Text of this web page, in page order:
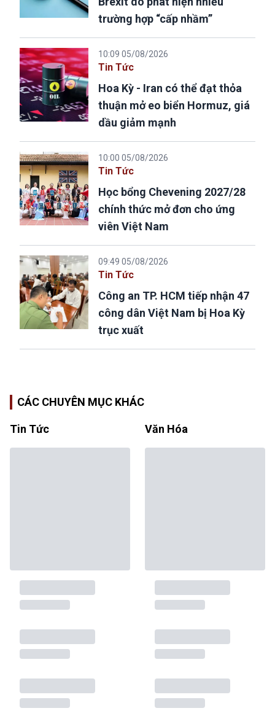
trường hợp “cấp nhầm”
10:09 05/08/2026
Tin Tức
Hoa Kỳ - Iran có thể đạt thỏa
thuận mở eo biển Hormuz, giá
dầu giảm mạnh
10:00 05/08/2026
Tin Tức
Học bổng Chevening 2027/28
chính thức mở đơn cho ứng
viên Việt Nam
09:49 05/08/2026
Tin Tức
Công an TP. HCM tiếp nhận 47
công dân Việt Nam bị Hoa Kỳ
trục xuất
CÁC CHUYÊN MỤC KHÁC
Tin Tức Văn Hóa